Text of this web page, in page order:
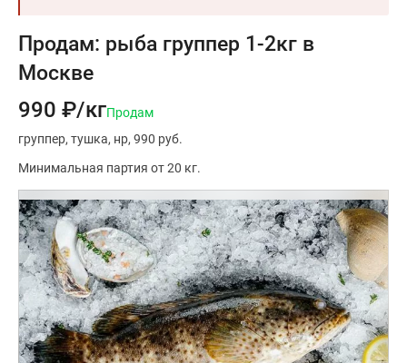
Продам: рыба группер 1-2кг в
Москве
990 ₽/кгПродам
группер тушка нр 990 руб.
Минимальная партия от 20 кг.